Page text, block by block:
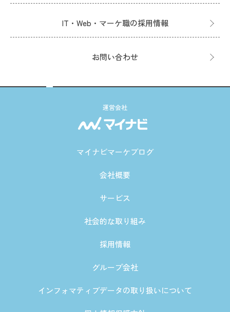
IT・Web・マーケ職の採用情報
お問い合わせ
運営会社
マイナビマーケブログ
会社概要
サービス
社会的な取り組み
採用情報
グループ会社
インフォマティブデータの取り扱いについて